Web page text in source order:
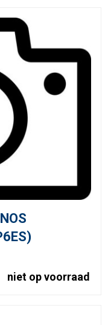
niet op voorraad